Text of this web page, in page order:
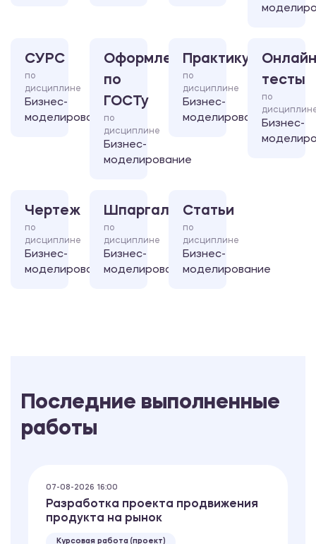
СУРС
по
дисциплине
Бизнес-
моделирование
Оформление
по
ГОСТу
по
дисциплине
Бизнес-
моделирование
Практикум
по
дисциплине
Бизнес-
моделирование
тесты
по
Бизнес-
Чертеж
по
дисциплине
Бизнес-
моделирование
Шпаргалка
по
дисциплине
Бизнес-
моделирование
Статьи
по
дисциплине
Бизнес-
моделирование
Последние выполненные
работы
07-08-2026 16:00
Разработка проекта продвижения
продукта на рынок
Курсовая работа (проект)